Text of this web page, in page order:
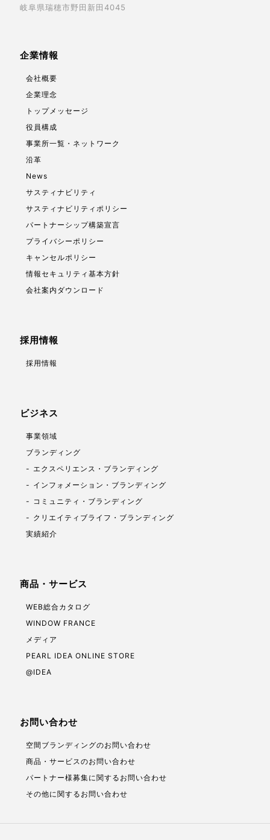
岐阜県瑞穂市野田新田4045
企業情報
会社概要
企業理念
トップメッセージ
役員構成
事業所一覧・ネットワーク
沿革
News
サスティナビリティ
サスティナビリティポリシー
パートナーシップ構築宣言
プライバシーポリシー
キャンセルポリシー
情報セキュリティ基本方針
会社案内ダウンロード
採用情報
採用情報
ビジネス
事業領域
ブランディング
エクスペリエンス・ブランディング
インフォメーション・ブランディング
コミュニティ・ブランディング
クリエイティブライフ・ブランディング
実績紹介
商品・サービス
WEB総合カタログ
WINDOW FRANCE
メディア
PEARL IDEA ONLINE STORE
@IDEA
お問い合わせ
空間ブランディングのお問い合わせ
商品・サービスのお問い合わせ
パートナー様募集に関するお問い合わせ
その他に関するお問い合わせ